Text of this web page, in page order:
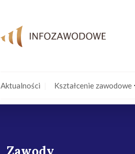
Aktualności Kształcenie zawodowe